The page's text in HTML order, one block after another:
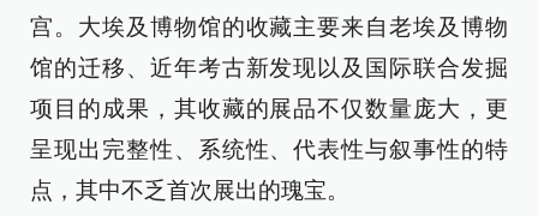
宫。大埃及博物馆的收藏主要来自老埃及博物
馆的迁移、近年考古新发现以及国际联合发掘
项目的成果，其收藏的展品不仅数量庞大，更
呈现出完整性、系统性、代表性与叙事性的特
点，其中不乏首次展出的瑰宝。